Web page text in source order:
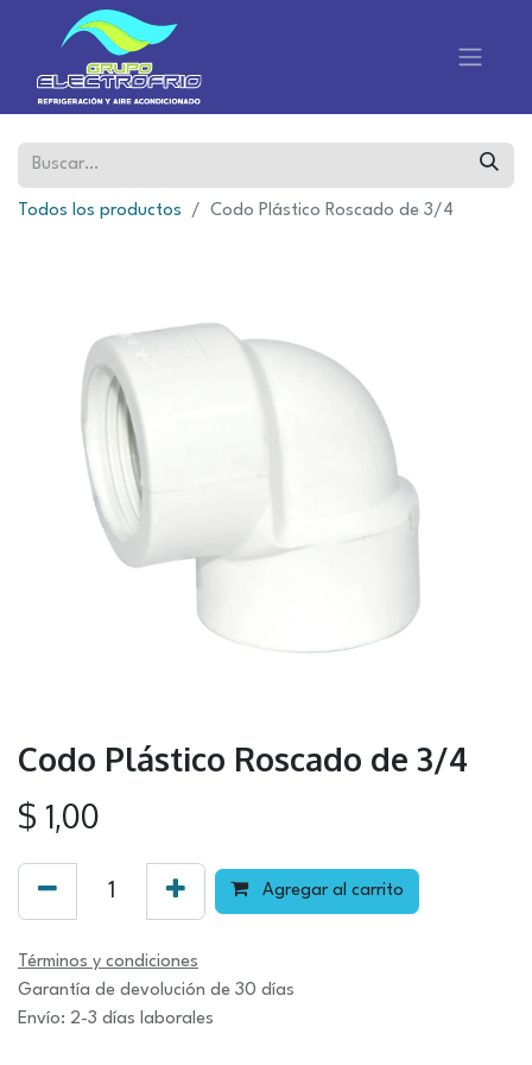
Todos los productos Codo Plástico Roscado de 3/4
Codo Plástico Roscado de 3/4
$ 1,00
Agregar al carrito
Términos y condiciones
Garantía de devolución de 30 días
Envío: 2-3 días laborales